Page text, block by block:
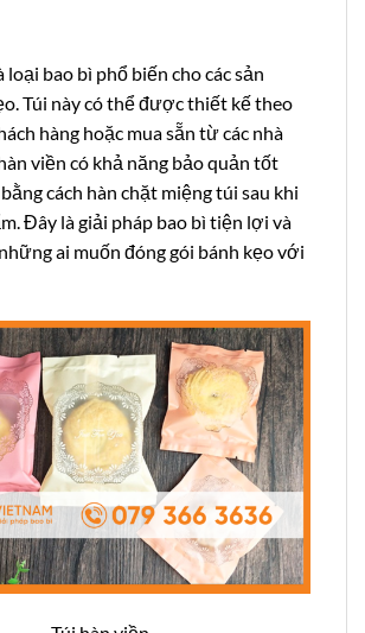
loại bao bì phổ biến cho các sản
Túi này có thể được thiết kế theo
hàng hoặc mua sẵn từ các nhà
viền có khả năng bảo quản tốt
cách hàn chặt miệng túi sau khi
Đây là giải pháp bao bì tiện lợi và
ai muốn đóng gói bánh kẹo với